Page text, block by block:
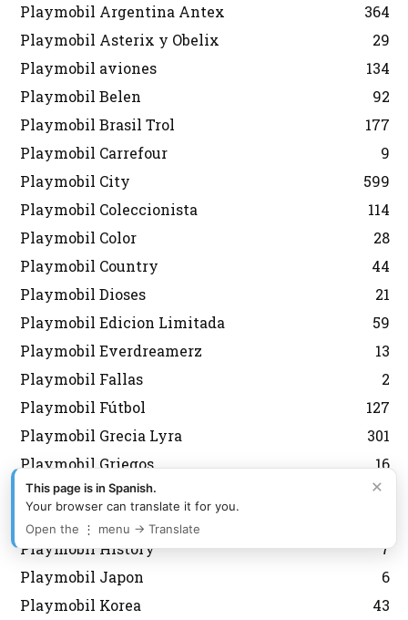
Playmobil Argentina Antex
364
Playmobil Asterix y Obelix
29
Playmobil aviones
134
Playmobil Belen
92
Playmobil Brasil Trol
177
Playmobil Carrefour
9
Playmobil City
599
Playmobil Coleccionista
114
Playmobil Color
28
Playmobil Country
44
Playmobil Dioses
21
Playmobil Edicion Limitada
59
Playmobil Everdreamerz
13
Playmobil Fallas
2
Playmobil Fútbol
127
Playmobil Grecia Lyra
301
Playmobil Griegos
16
Playmobil Heidi
11
Playmobil Heroes
Playmobil History
7
Playmobil Japon
6
Playmobil Korea
43
×
This page is in Spanish.
Your browser can translate it for you.
Open the ⋮ menu → Translate